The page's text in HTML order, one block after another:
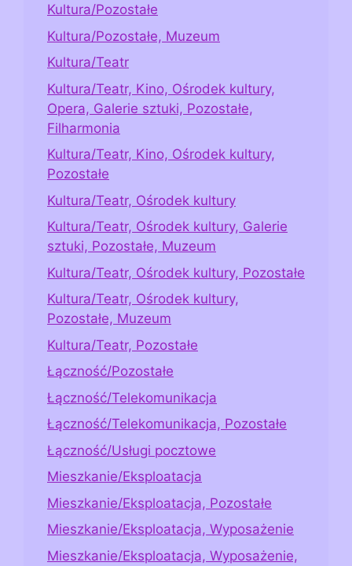
Kultura/Pozostałe
Kultura/Pozostałe, Muzeum
Kultura/Teatr
Kultura/Teatr, Kino, Ośrodek kultury,
Opera, Galerie sztuki, Pozostałe,
Filharmonia
Kultura/Teatr, Kino, Ośrodek kultury,
Pozostałe
Kultura/Teatr, Ośrodek kultury
Kultura/Teatr, Ośrodek kultury, Galerie
sztuki, Pozostałe, Muzeum
Kultura/Teatr, Ośrodek kultury, Pozostałe
Kultura/Teatr, Ośrodek kultury,
Pozostałe, Muzeum
Kultura/Teatr, Pozostałe
Łączność/Pozostałe
Łączność/Telekomunikacja
Łączność/Telekomunikacja, Pozostałe
Łączność/Usługi pocztowe
Mieszkanie/Eksploatacja
Mieszkanie/Eksploatacja, Pozostałe
Mieszkanie/Eksploatacja, Wyposażenie
Mieszkanie/Eksploatacja, Wyposażenie,